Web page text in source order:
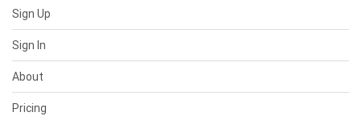
Sign Up
Sign In
About
Pricing